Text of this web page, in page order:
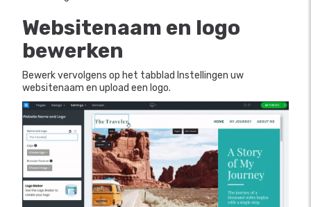
Websitenaam en logo
bewerken
Bewerk vervolgens op het tabblad Instellingen uw
websitenaam en upload een logo.